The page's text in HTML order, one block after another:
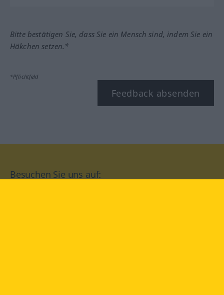
Bitte bestätigen Sie, dass Sie ein Mensch sind, indem Sie ein
Häkchen setzen.*
*Pflichtfeld
Feedback absenden
Besuchen Sie uns auf: